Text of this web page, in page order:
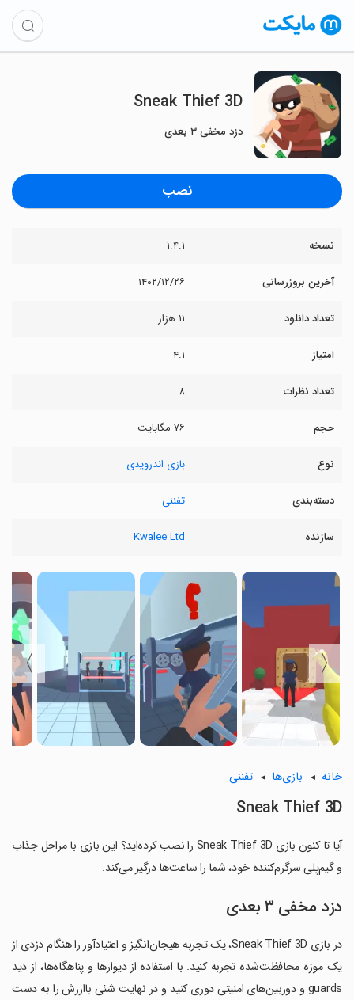
Sneak Thief 3D
دزد مخفی ۳ بعدی
نصب
نسخه ۱.۴.۱
آخرین بروزرسانی ۱۴۰۲/۱۲/۲۶
تعداد دانلود ۱۱ هزار
امتیاز ۴.۱
تعداد نظرات ۸
حجم ۷۶ مگابایت
نوع بازی اندرویدی
دسته‌بندی تفننی
سازنده Kwalee Ltd
〈
〉
خانه بازی‌ها تفننی
Sneak Thief 3D
آیا تا کنون بازی Sneak Thief 3D را نصب کرده‌اید؟ این بازی با مراحل جذاب
و گیم‌پلی سرگرم‌کننده خود، شما را ساعت‌ها درگیر می‌کند.
دزد مخفی ۳ بعدی
در بازی Sneak Thief 3D، یک تجربه هیجان‌انگیز و اعتیادآور را هنگام دزدی از
یک موزه محافظت‌شده تجربه کنید. با استفاده از دیوارها و پناهگاه‌ها، از دید
guards و دوربین‌های امنیتی دوری کنید و در نهایت شئی باارزش را به دست